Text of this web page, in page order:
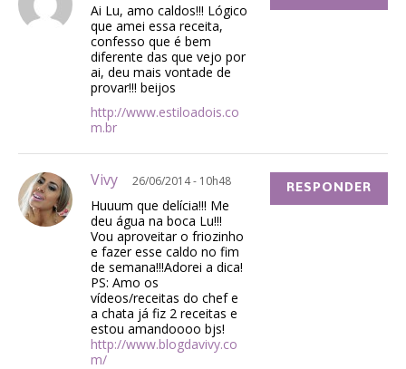
Ai Lu, amo caldos!!! Lógico
que amei essa receita,
confesso que é bem
diferente das que vejo por
ai, deu mais vontade de
provar!!! beijos
http://www.estiloadois.co
m.br
Vivy 26/06/2014 - 10h48
Huuum que delícia!!! Me
deu água na boca Lu!!!
Vou aproveitar o friozinho
e fazer esse caldo no fim
de semana!!!Adorei a dica!
PS: Amo os
vídeos/receitas do chef e
a chata já fiz 2 receitas e
estou amandoooo bjs!
http://www.blogdavivy.co
m/
RESPONDER